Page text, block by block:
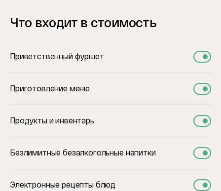
Что входит в стоимость
Приветственный фуршет
Приготовление меню
Продукты и инвентарь
Безлимитные безалкогольные напитки
Электронные рецепты блюд